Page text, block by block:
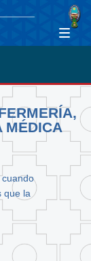
MÉDICA
que la